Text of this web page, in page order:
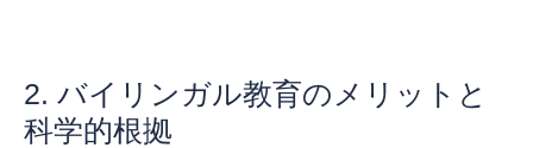
2. バイリンガル教育のメリットと
科学的根拠